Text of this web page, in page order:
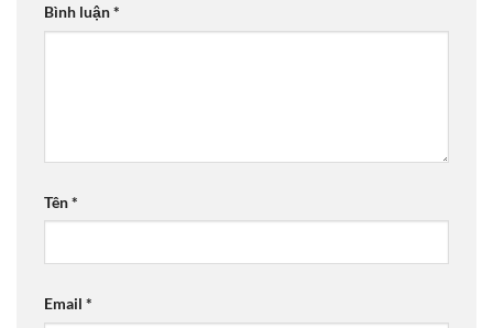
Bình luận*
Tên*
Email *